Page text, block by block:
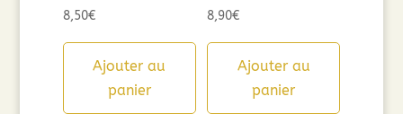
8,50€
Ajouter au
panier
8,90€
Ajouter au
panier